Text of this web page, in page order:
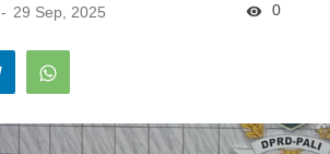
29 Sep, 2025 0